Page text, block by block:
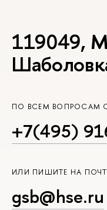
119049,
ПО ВСЕМ ВОПРОСАМ
+7(495)
ИЛИ ПИШИТЕ НА
gsb@hse.ru